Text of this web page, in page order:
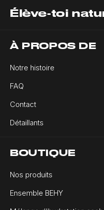
Élève-toi
À PROPOS DE
Notre histoire
FAQ
Contact
Détaillants
BOUTIQUE
Nos produits
Ensemble BEHY